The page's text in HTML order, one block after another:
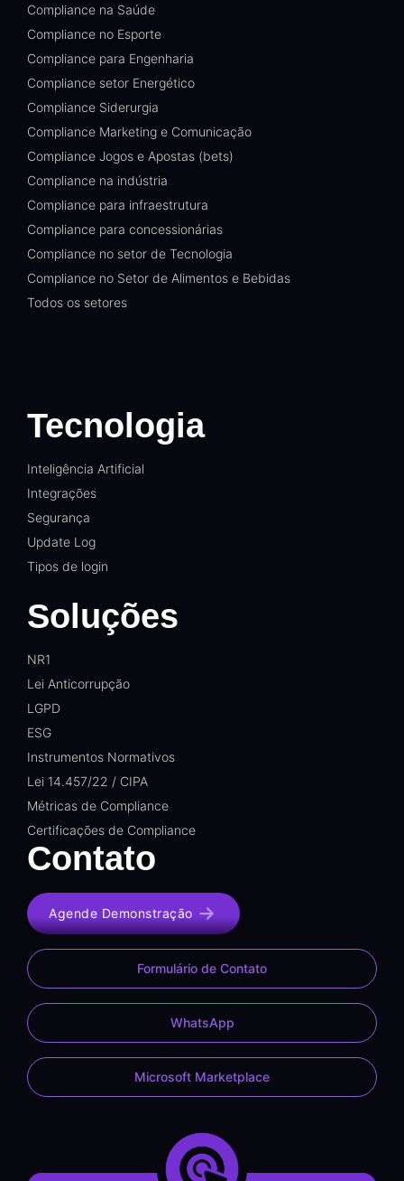
Compliance na Saúde
Compliance no Esporte
Compliance para Engenharia
Compliance setor Energético
Compliance Siderurgia
Compliance Marketing e Comunicação
Compliance Jogos e Apostas (bets)
Compliance na indústria
Compliance para infraestrutura
Compliance para concessionárias
Compliance no setor de Tecnologia
Compliance no Setor de Alimentos e Bebidas
Todos os setores
Tecnologia
Inteligência Artificial
Integrações
Segurança
Update Log
Tipos de login
Soluções
NR1
Lei Anticorrupção
LGPD
ESG
Instrumentos Normativos
Lei 14.457/22 / CIPA
Métricas de Compliance
Certificações de Compliance
Contato
Agende Demonstração
Formulário de Contato
WhatsApp
Microsoft Marketplace